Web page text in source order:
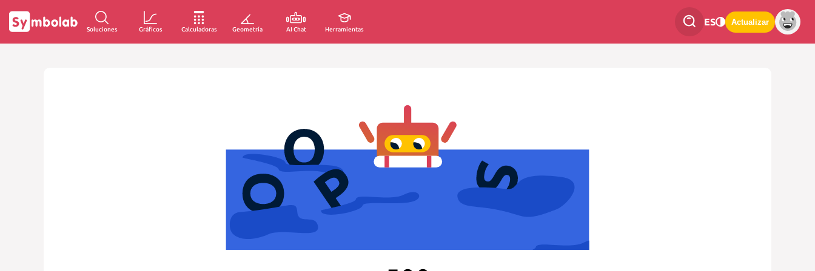
Soluciones Gráficos Calculadoras Geometría AI Chat Herramientas
ES Actualizar